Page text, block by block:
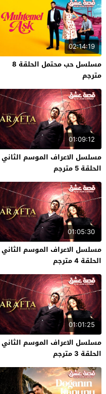
02:14:19
مسلسل حب محتمل الحلقة 8
مترجم
01:09:12
مسلسل الاعراف الموسم الثاني
الحلقة 5 مترجم
01:05:30
مسلسل الاعراف الموسم الثاني
الحلقة 4 مترجم
01:01:25
مسلسل الاعراف الموسم الثاني
الحلقة 3 مترجم